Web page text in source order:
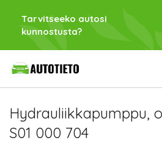
Tarvitseeko autosi
kunnostusta?
Hydrauliikkapumppu,
S01 000 704